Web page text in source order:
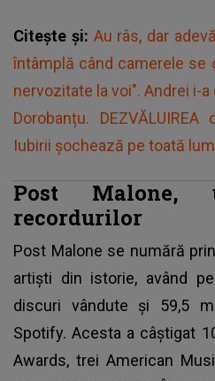
Citește și: Au râs, dar
întâmplă când camerele se
nervozitate la voi". Andrei i-
Dorobanțu.
Iubirii șochează pe toată
Post
recordurilor
Post Malone se numără
artiști din istorie, având
discuri vândute și 59,5
Spotify. Acesta a câştigat
Awards, trei American